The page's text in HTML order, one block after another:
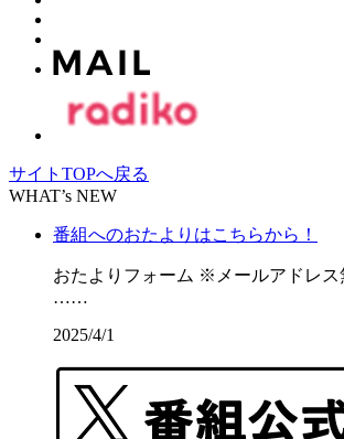
サイトTOPへ戻る
WHAT’s NEW
番組へのおたよりはこちらから！
おたよりフォーム ※メールアドレス
……
2025/4/1